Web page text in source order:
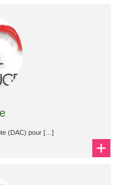
(DAC) pour […]
+